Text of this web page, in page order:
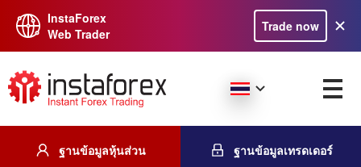
InstaForex
Web Trader
Trade now
ฐานข้อมูลหุ้นส่วน ฐานข้อมูลเทรดเดอร์